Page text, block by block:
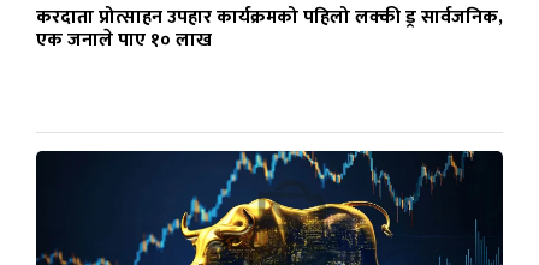
करदाता प्रोत्साहन उपहार कार्यक्रमको पहिलो लक्की ड्र सार्वजनिक,
एक जनाले पाए १० लाख